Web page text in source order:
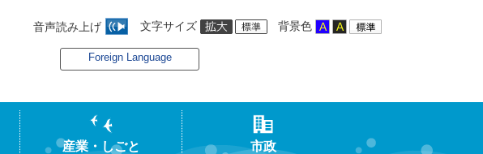
音声読み上げ 文字サイズ 背景色
Foreign Language
産業・しごと 市政